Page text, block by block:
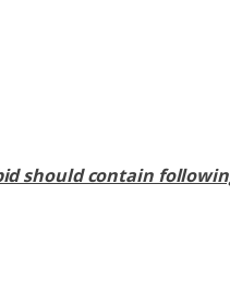
should contain